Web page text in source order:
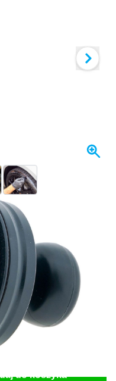
larger image
View larger image
44,
5% 42,
10% za/szt 39,
do koszyka